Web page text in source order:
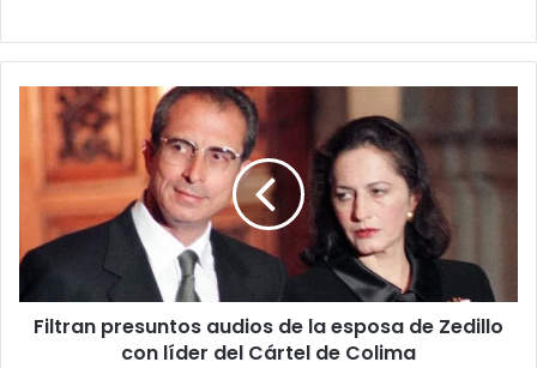
Filtran
presuntos
audios
esposa
de
Zedillo
con
líder
Filtran presuntos audios de la esposa de Zedillo
con líder del Cártel de Colima